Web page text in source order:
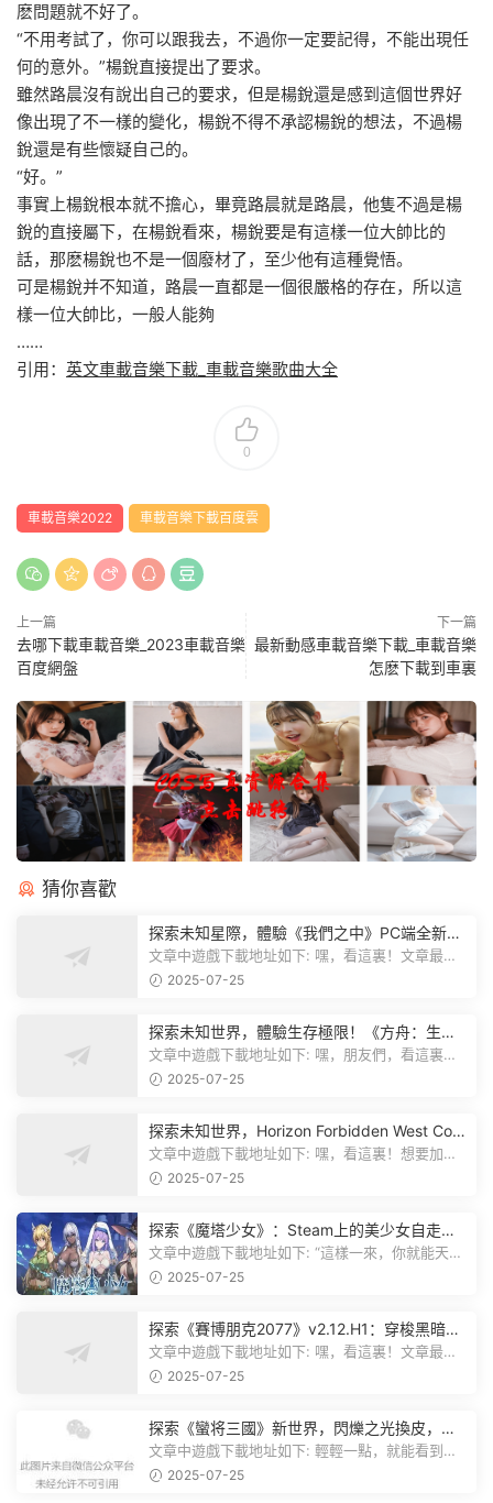
麽問題就不好了。
“不用考試了，你可以跟我去，不過你一定要記得，不能出現任
何的意外。”楊銳直接提出了要求。
雖然路晨沒有說出自己的要求，但是楊銳還是感到這個世界好
像出現了不一樣的變化，楊銳不得不承認楊銳的想法，不過楊
銳還是有些懷疑自己的。
“好。”
事實上楊銳根本就不擔心，畢竟路晨就是路晨，他隻不過是楊
銳的直接屬下，在楊銳看來，楊銳要是有這樣一位大帥比的
話，那麽楊銳也不是一個廢材了，至少他有這種覺悟。
可是楊銳并不知道，路晨一直都是一個很嚴格的存在，所以這
樣一位大帥比，一般人能夠
……
引用： 英文車載音樂下載_車載音樂歌曲大全
0
車載音樂2022 車載音樂下載百度雲
上一篇
去哪下載車載音樂_2023車載音樂
百度網盤
下一篇
最新動感車載音樂下載_車載音樂
怎麽下載到車裏
猜你喜歡
探索未知星際，體驗《我們之中》PC端全新版
本
文章中遊戲下載地址如下: 嘿，看這裏！文章最後
有個圖片，點一下就能加入我們遊...
2025-07-25
探索未知世界，體驗生存極限！《方舟：生存
飛升》v38.9中文版全新升級！
文章中遊戲下載地址如下: 嘿，朋友們，看這裏！
《方舟：生存飛升》這個遊戲超火...
2025-07-25
探索未知世界，Horizon Forbidden West Com
plete Edition正式發布！
文章中遊戲下載地址如下: 嘿，看這裏！想要加入
遊戲資源分享群，就點文章最後那...
2025-07-25
探索《魔塔少女》：Steam上的美少女自走
棋，戰鬥與策略的雙重盛宴！
文章中遊戲下載地址如下: “這樣一來，你就能天天
2025-07-25
探索《賽博朋克2077》v2.12.H1：穿梭黑暗都
市，感受未來世界的震撼
文章中遊戲下載地址如下: 嘿，看這裏！文章最後
有個圖片，點一下就能加入我們的...
2025-07-25
探索《蠻将三國》新世界，閃爍之光換皮，共
赴手遊盛宴！
文章中遊戲下載地址如下: 輕輕一點，就能看到原
文。 滑動一下屏幕，就能看到...
2025-07-25